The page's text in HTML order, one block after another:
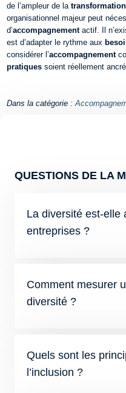
de l’ampleur de latransformation
organisationnel majeur peut
d’accompagnementactif. Il
est d’adapter le rythme aux
considérer l’accompagnement
pratiques soient réellement
Dans la catégorie :
QUESTIONS DE LA
La diversité est-elle
entreprises ?
Comment mesurer
diversité ?
Quels sont les
l’inclusion ?